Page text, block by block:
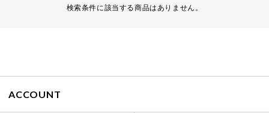
検索条件に該当する商品はありません。
ACCOUNT